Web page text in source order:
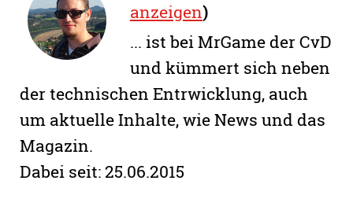
anzeigen)
... ist bei MrGame der CvD
und kümmert sich neben
der technischen Entrwicklung, auch
um aktuelle Inhalte, wie News und das
Magazin.
Dabei seit: 25.06.2015